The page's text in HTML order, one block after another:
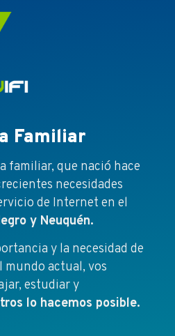
Familiar
familiar, que nació hace
necesidades
de Internet en el
y Neuquén.
y la necesidad de
actual, vos
estudiar y
lo hacemos posible.